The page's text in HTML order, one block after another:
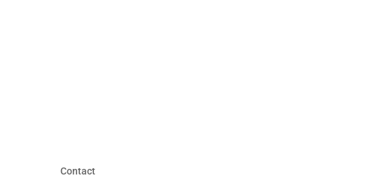
Contact